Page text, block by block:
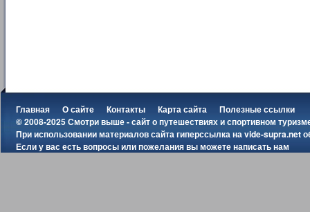
Главная О сайте Контакты Карта сайта
Полезные ссылки
© 2008-2025 Смотри выше - сайт о путешествиях и спортивном
При использовании материалов сайта гиперссылка наvide-supra.net
Если у вас есть вопросы или пожелания вы можетенаписать нам